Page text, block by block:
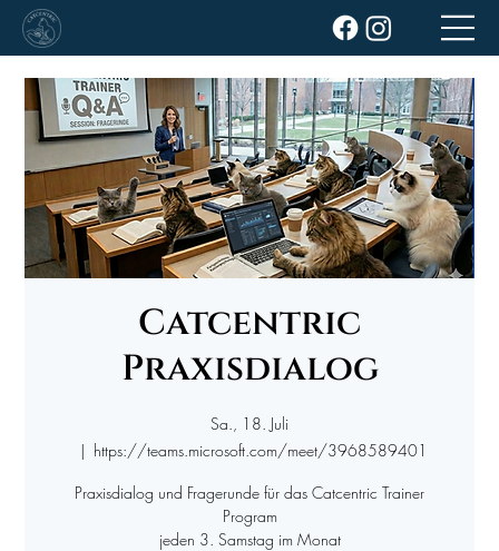
Catcentric
Praxisdialog
Sa., 18. Juli
  |
https://teams.microsoft.com/meet/3968589401
Praxisdialog und Fragerunde für das Catcentric Trainer
Program
jeden 3. Samstag im Monat